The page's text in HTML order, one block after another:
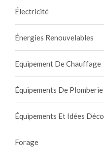
Électricité
Énergies Renouvelables
Equipement De Chauffage
Équipements De Plomberie
Équipements Et Idées Déco
Forage